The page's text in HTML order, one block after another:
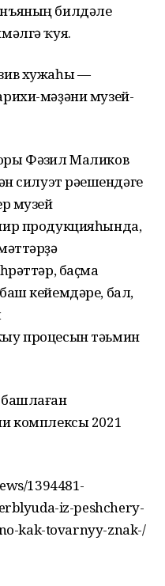
билдәле
ҡуя.
хужаһы —
мәҙәни музей-
Фәүзил Маликов
силуэт рәүешендәге
музей
продукцияһында,
баҫма
кейемдәре, бал,
процесын тәьмин
комплексы 2021
1394481-
iz-peshchery-
kak-tovarnyy-znak-/